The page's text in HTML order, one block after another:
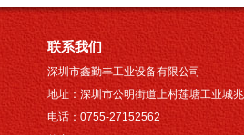
联系我们
深圳市鑫勤丰工业设备有限公司
地址：深圳市公明街道上村莲塘工业城
电话：0755-27152562